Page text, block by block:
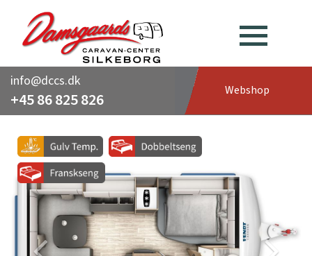
info@dccs.dk
+45 86 825 826 Webshop